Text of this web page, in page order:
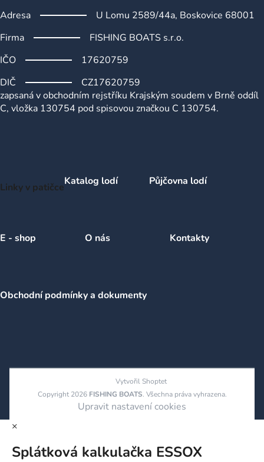
u
Adresa
U Lomu 2589/44a, Boskovice 68001
Firma
FISHING BOATS s.r.o.
IČO
17620759
DIČ
CZ17620759
zapsaná v obchodním rejstříku Krajským soudem v Brně oddíl
C, vložka 130754 pod spisovou značkou C 130754.
Linky v patičceKatalog lodí Půjčovna lodí
E - shop O nás Kontakty
Obchodní podmínky a dokumenty
Vytvořil Shoptet
Copyright 2026 FISHING BOATS. Všechna práva vyhrazena.
Upravit nastavení cookies
×
Splátková kalkulačka ESSOX